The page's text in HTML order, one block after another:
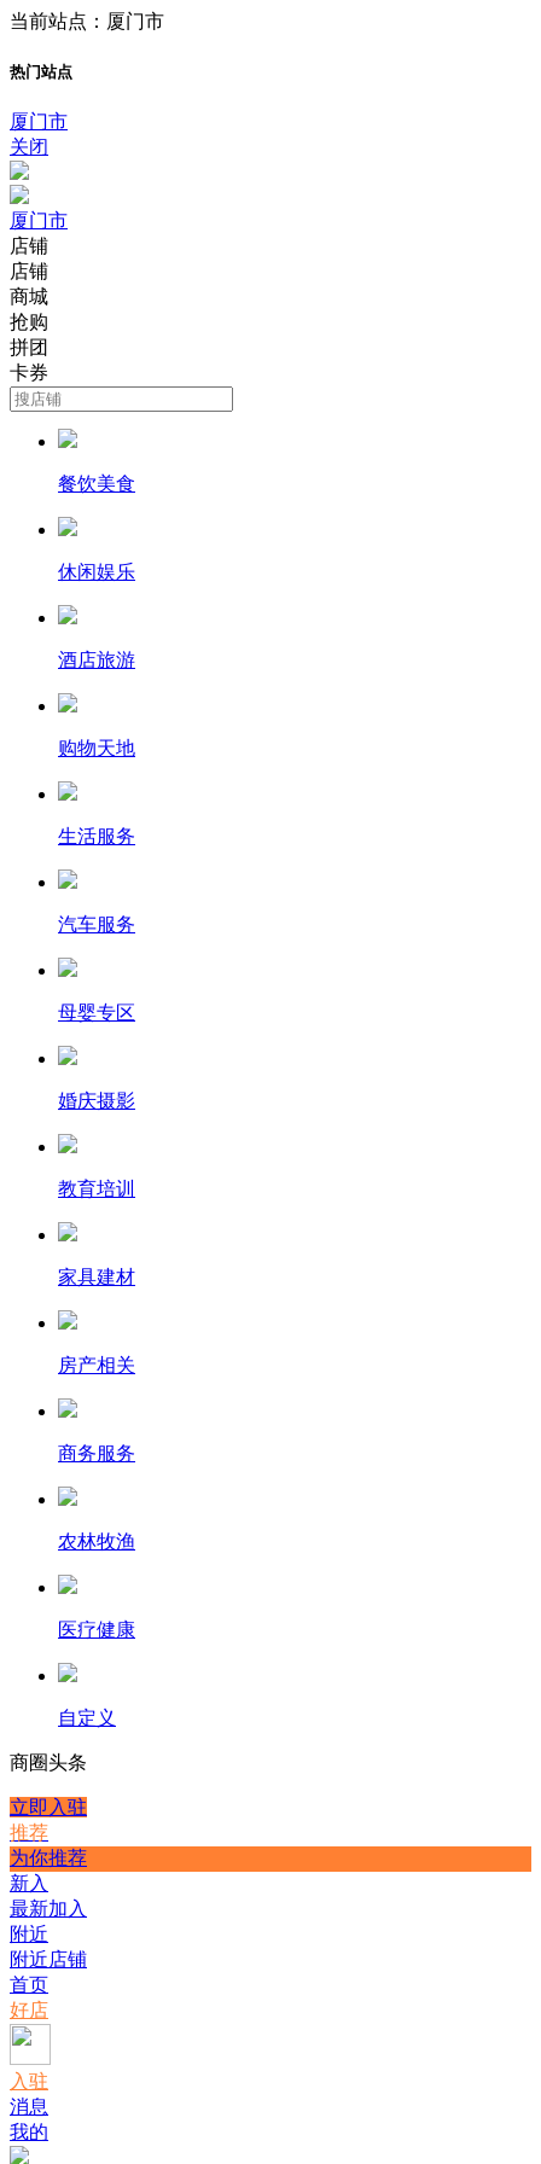
当前站点：厦门市
热门站点
厦门市
关闭
厦门市
店铺
店铺
商城
抢购
拼团
卡券
餐饮美食
休闲娱乐
酒店旅游
购物天地
生活服务
汽车服务
母婴专区
婚庆摄影
教育培训
家具建材
房产相关
商务服务
农林牧渔
医疗健康
自定义
商圈头条
立即入驻
推荐
为你推荐
新入
最新加入
附近
附近店铺
首页
好店
入驻
消息
我的